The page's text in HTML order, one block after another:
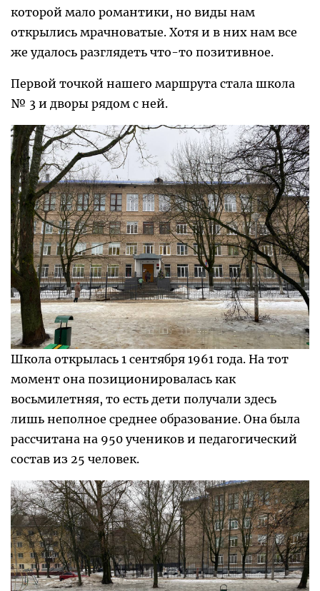
которой мало романтики, но виды нам
открылись мрачноватые. Хотя и в них нам все
же удалось разглядеть что-то позитивное.
Первой точкой нашего маршрута стала школа
№ 3 и дворы рядом с ней.
Школа открылась 1 сентября 1961 года. На тот
момент она позиционировалась как
восьмилетняя, то есть дети получали здесь
лишь неполное среднее образование. Она была
рассчитана на 950 учеников и педагогический
состав из 25 человек.